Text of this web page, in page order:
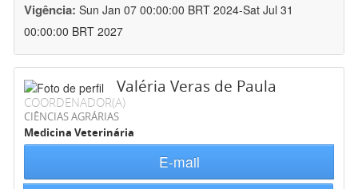
Vigência: Sun Jan 07 00:00:00 BRT 2024-Sat Jul 31
00:00:00 BRT 2027
Valéria Veras de Paula
COORDENADOR(A)
CIÊNCIAS AGRÁRIAS
Medicina Veterinária
E-mail